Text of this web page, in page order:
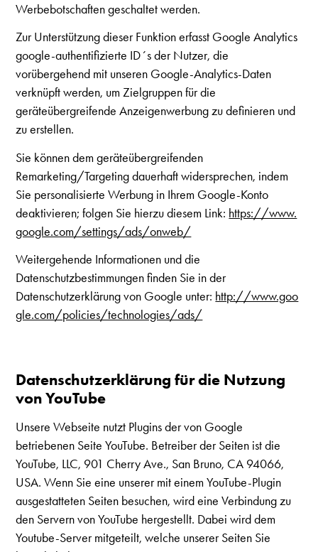
Werbebotschaften geschaltet werden.
Zur Unterstützung dieser Funktion erfasst Google Analytics
google-authentifizierte ID´s der Nutzer, die
vorübergehend mit unseren Google-Analytics-Daten
verknüpft werden, um Zielgruppen für die
geräteübergreifende Anzeigenwerbung zu definieren und
zu erstellen.
Sie können dem geräteübergreifenden
Remarketing/Targeting dauerhaft widersprechen, indem
Sie personalisierte Werbung in Ihrem Google-Konto
deaktivieren; folgen Sie hierzu diesem Link: https://www.
google.com/settings/ads/onweb/
Weitergehende Informationen und die
Datenschutzbestimmungen finden Sie in der
Datenschutzerklärung von Google unter: http://www.goo
gle.com/policies/technologies/ads/
Datenschutzerklärung für die Nutzung
von YouTube
Unsere Webseite nutzt Plugins der von Google
betriebenen Seite YouTube. Betreiber der Seiten ist die
YouTube, LLC, 901 Cherry Ave., San Bruno, CA 94066,
USA. Wenn Sie eine unserer mit einem YouTube-Plugin
ausgestatteten Seiten besuchen, wird eine Verbindung zu
den Servern von YouTube hergestellt. Dabei wird dem
Youtube-Server mitgeteilt, welche unserer Seiten Sie